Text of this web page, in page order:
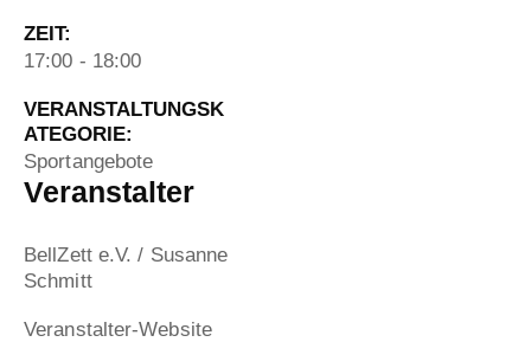
ZEIT:
17:00 - 18:00
VERANSTALTUNGSK
ATEGORIE:
Sportangebote
Veranstalter
BellZett e.V. / Susanne
Schmitt
Veranstalter-Website